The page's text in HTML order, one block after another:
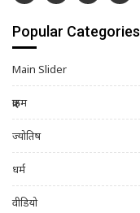
Popular Categories
Main Slider
क्राइम
ज्योतिष
धर्म
वीडियो